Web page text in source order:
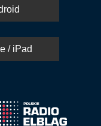
/ iPad